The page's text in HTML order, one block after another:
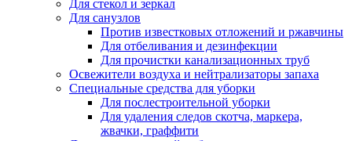
Для стекол и зеркал
Для санузлов
Против известковых отложений и ржавчины
Для отбеливания и дезинфекции
Для прочистки канализационных труб
Освежители воздуха и нейтрализаторы запаха
Специальные средства для уборки
Для послестроительной уборки
Для удаления следов скотча, маркера,
жвачки, граффити